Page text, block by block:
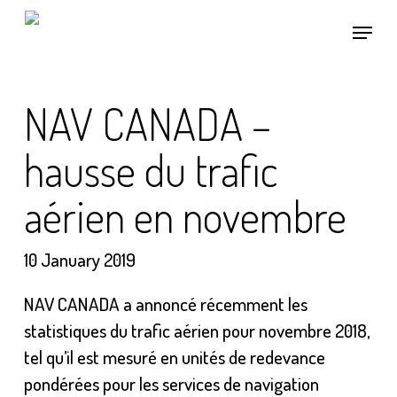
Skip
Menu
NAV CANADA –
hausse du trafic
aérien en novembre
10 January 2019
NAV CANADA a annoncé récemment les
statistiques du trafic aérien pour novembre 2018,
tel qu’il est mesuré en unités de redevance
pondérées pour les services de navigation